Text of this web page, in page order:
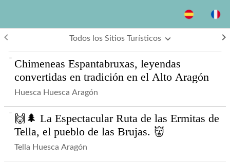
keyboard_arrow_left Todos los Sitios Turísticos keyboard_arrow_right
Chimeneas Espantabruxas, leyendas
convertidas en tradición en el Alto Aragón
Huesca Huesca Aragón
🙌🌲 La Espectacular Ruta de las Ermitas de
Tella, el pueblo de las Brujas. 👹
Tella Huesca Aragón